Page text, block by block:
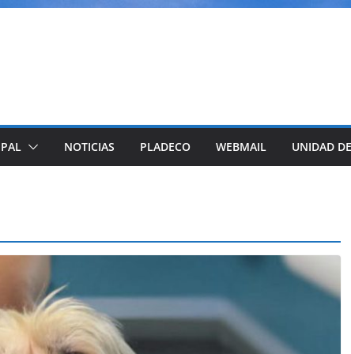
NOTICIAS PLADECO WEBMAIL UNIDAD